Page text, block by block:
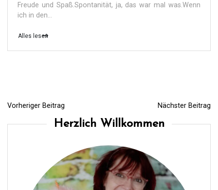
Freude und Spaß.Spontanität, ja, das war mal was.Wenn
ich in den...
Alles lesen
B
e
Vorheriger Beitrag Nächster Beitrag
Herzlich Willkommen